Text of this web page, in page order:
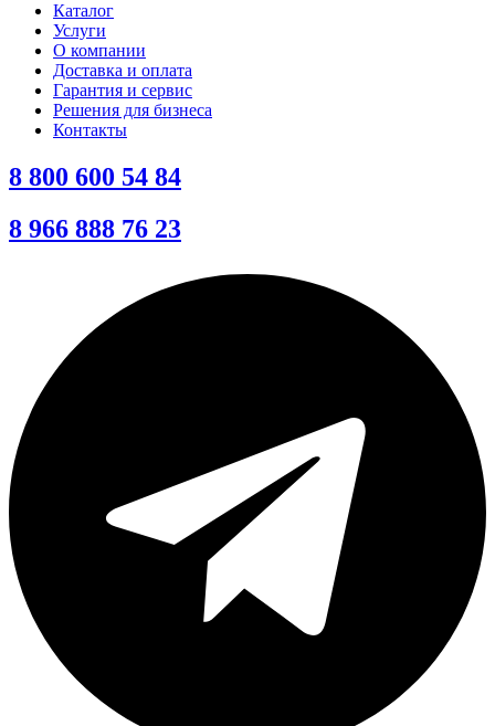
Каталог
Услуги
О компании
Доставка и оплата
Гарантия и сервис
Решения для бизнеса
Контакты
8 800 600 54 84
8 966 888 76 23